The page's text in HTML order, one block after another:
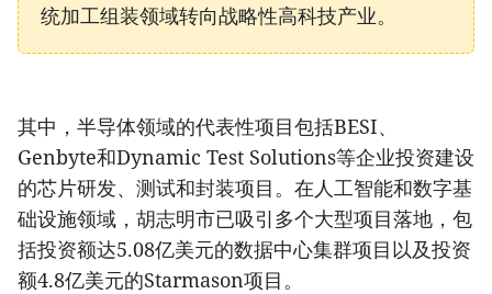
统加工组装领域转向战略性高科技产业。
其中，半导体领域的代表性项目包括BESI、
Genbyte和Dynamic Test Solutions等企业投资建设
的芯片研发、测试和封装项目。在人工智能和数字基
础设施领域，胡志明市已吸引多个大型项目落地，包
括投资额达5.08亿美元的数据中心集群项目以及投资
额4.8亿美元的Starmason项目。